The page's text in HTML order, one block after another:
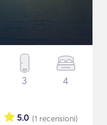
3 4
(1 recensioni)
5.0